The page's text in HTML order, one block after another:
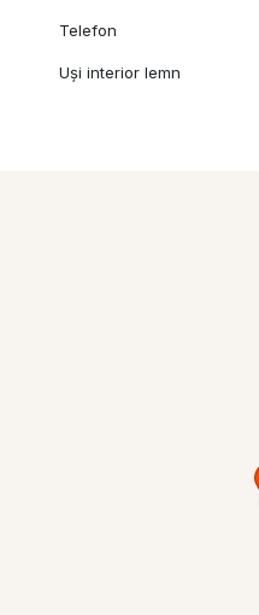
Telefon
Uși interior lemn